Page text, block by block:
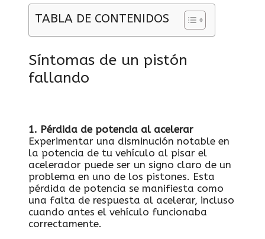
TABLA DE CONTENIDOS
Síntomas de un pistón
fallando
1. Pérdida de potencia al acelerar
Experimentar una disminución notable en
la potencia de tu vehículo al pisar el
acelerador puede ser un signo claro de un
problema en uno de los pistones. Esta
pérdida de potencia se manifiesta como
una falta de respuesta al acelerar, incluso
cuando antes el vehículo funcionaba
correctamente.